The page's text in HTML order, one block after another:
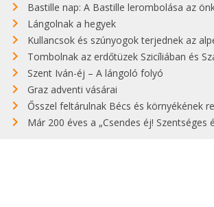
Bastille nap: A Bastille lerombolása az
Lángolnak a hegyek
Kullancsok és szúnyogok terjednek az
Tombolnak az erdőtüzek Szicíliában és
Szent Iván-éj – A lángoló folyó
Graz adventi vásárai
Ősszel feltárulnak Bécs és környékének
Már 200 éves a „Csendes éj! Szentséges